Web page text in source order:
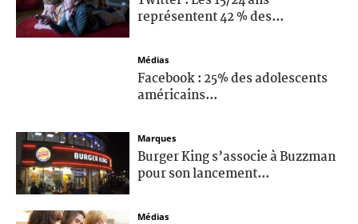
représentent 42 % des...
Médias
Facebook : 25% des adolescents
américains...
Marques
Burger King s’associe à Buzzman
pour son lancement...
Médias